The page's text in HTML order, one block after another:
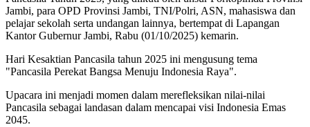
Jambi, para OPD Provinsi Jambi, TNI/Polri, ASN, mahasiswa dan
pelajar sekolah serta undangan lainnya, bertempat di Lapangan
Kantor Gubernur Jambi, Rabu (01/10/2025) kemarin.
Hari Kesaktian Pancasila tahun 2025 ini mengusung tema
"Pancasila Perekat Bangsa Menuju Indonesia Raya".
Upacara ini menjadi momen dalam merefleksikan nilai-nilai
Pancasila sebagai landasan dalam mencapai visi Indonesia Emas
2045.